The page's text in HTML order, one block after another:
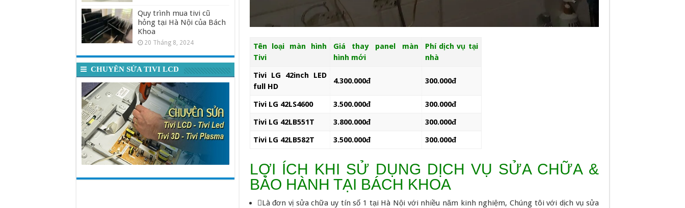
Tên loại màn hình
Tivi
Giá thay panel màn
hình mới
Phí dịch vụ tại
nhà
Tivi LG 42inch LED
full HD
4.300.000đ 300.000đ
Tivi LG 42LS4600 3.500.000đ
300.000đ
Tivi LG 42LB551T
3.800.000đ
300.000đ
Tivi LG 42LB582T
3.500.000đ 300.000đ
LỢI ÍCH KHI SỬ DỤNG DỊCH VỤ SỬA CHỮA &
BẢO HÀNH TẠI BÁCH KHOA
Là đơn vị sửa chữa uy tín số 1 tại Hà Nội với nhiều năm kinh nghiệm, Chúng tôi với dịch vụ sửa
Quy trình mua tivi cũ
hỏng tại Hà Nội của Bách
Khoa
20 Tháng 8, 2024
CHUYÊN SỬA TIVI LCD